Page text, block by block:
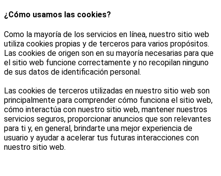
¿Cómo usamos las cookies?
Como la mayoría de los servicios en línea, nuestro sitio web
utiliza cookies propias y de terceros para varios propósitos.
Las cookies de origen son en su mayoría necesarias para que
el sitio web funcione correctamente y no recopilan ninguno
de sus datos de identificación personal.
Las cookies de terceros utilizadas en nuestro sitio web son
principalmente para comprender cómo funciona el sitio web,
cómo interactúa con nuestro sitio web, mantener nuestros
servicios seguros, proporcionar anuncios que son relevantes
para ti y, en general, brindarte una mejor experiencia de
usuario y ayudar a acelerar tus futuras interacciones con
nuestro sitio web.